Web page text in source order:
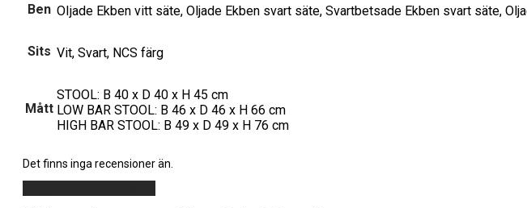
Ben OIjade Ekben vitt säte, Oljade Ekben svart säte, Svartbetsade Ekben svart säte,
Sits Vit, Svart, NCS färg
Mått
STOOL: B 40 x D 40 x H 45 cm
LOW BAR STOOL: B 46 x D 46 x H 66 cm
HIGH BAR STOOL: B 49 x D 49 x H 76 cm
Det finns inga recensioner än.